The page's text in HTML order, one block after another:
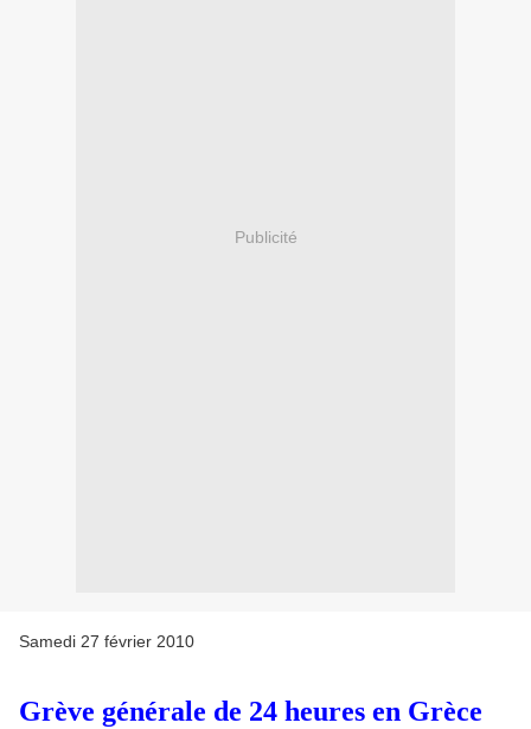
Publicité
Samedi 27 février 2010
Grève générale de 24 heures en Grèce